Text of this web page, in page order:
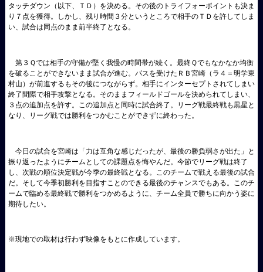
タッチダウン（以下、ＴＤ）を決める。その後のトライフォーポイントも決ま
り７点を獲得。しかし、残り時間３分というところで相手のＴＤを許してしま
い、試合は同点のまま前半終了となる。
第３Ｑでは相手の守備が堅く我慢の時間帯が続く。最終Ｑでもなかなか均衡
を破ることができないまま試合が進む。パスを受けたＲＢ宮崎（ラ４＝明学東
村山）が前進するもその後につながらず。相手にインターセプトされてしまい
終了間際で相手攻撃となる。そのままフィールドゴールを決められてしまい、
３点の追加点を許す。この追加点と同時に試合終了。リーグ戦最終戦も黒星と
なり、リーグ戦では勝利をつかむことができずに終わった。
今日の試合を宮崎は「力は互角な感じだったが、最後の勝負弱さが出た」と
振り返ったようにチームとしての課題点を悔やんだ。今節でリーグ戦は終了
し、次戦の順位決定戦が今季の最終戦となる。このチームで戦える最後の試合
だ。そして今季初勝利を目指すことのできる最後のチャンスでもある。このチ
ームで臨める最終戦で勝利をつかめるように、チーム全員で勝ちに向かう姿に
期待したい。
※現地での取材は行わず映像をもとに作成しています。